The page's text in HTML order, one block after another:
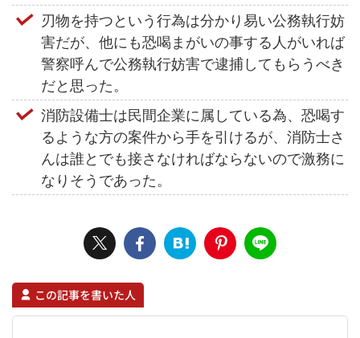
刃物を持つという行為は分かり易い公務執行妨
害だが、他にも恐喝まがいの事する人がいれば
警察呼んで公務執行妨害で逮捕してもらうべき
だと思った。
消防設備士は民間企業に属している為、恐喝す
るような方の案件から手を引けるが、消防士さ
んは誰とでも接さなければならないので激務に
なりそうであった。
この記事を書いた人